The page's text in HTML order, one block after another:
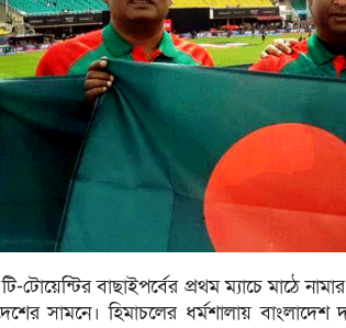
টি-টোয়েন্টির বাছাইপর্বের প্রথম ম্যাচে মাঠে
সামনে। হিমাচলের ধর্মশালায়